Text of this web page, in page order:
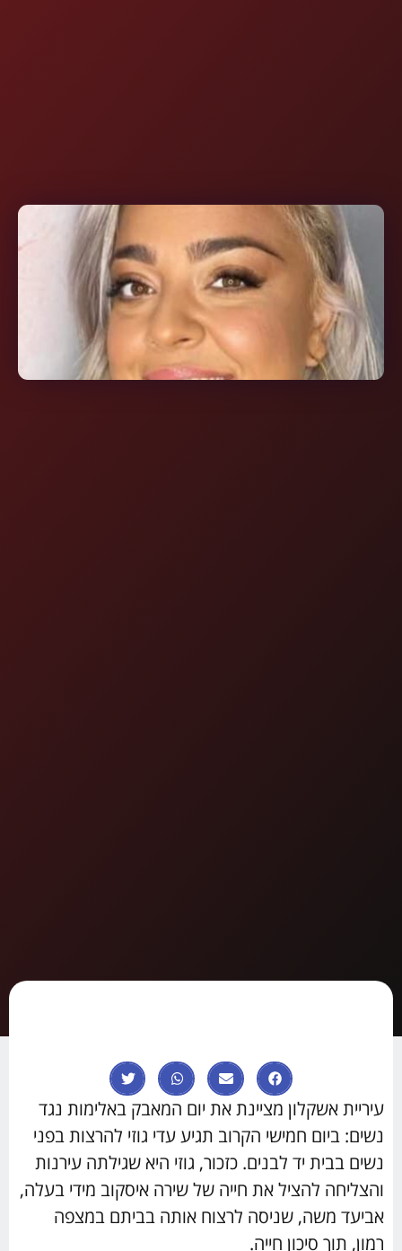
עיריית אשקלון מציינת את יום המאבק באלימות נגד
נשים: ביום חמישי הקרוב תגיע עדי גוזי להרצות בפני
נשים בבית יד לבנים. כזכור, גוזי היא שגילתה עירנות
והצליחה להציל את חייה של שירה איסקוב מידי בעלה,
אביעד משה, שניסה לרצוח אותה בביתם במצפה
רמון, תוך סיכון חייה.